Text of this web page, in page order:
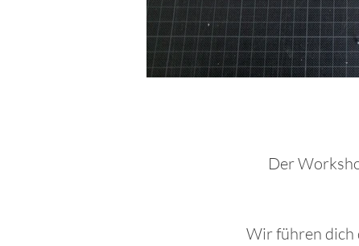
Der
Wir führen dich